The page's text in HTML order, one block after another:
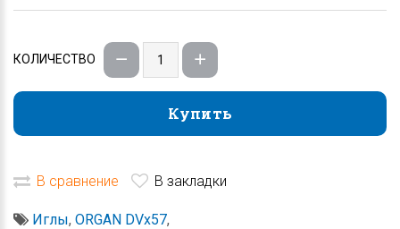
КОЛИЧЕСТВО
Купить
Купить
В сравнение В закладки
Иглы, ORGAN DVx57,